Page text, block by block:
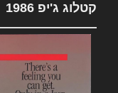
קטלוג ג'יפ 1986